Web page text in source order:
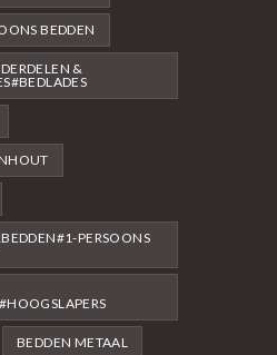
BEDDEN
&
PERSOONS
BEDDEN METAAL